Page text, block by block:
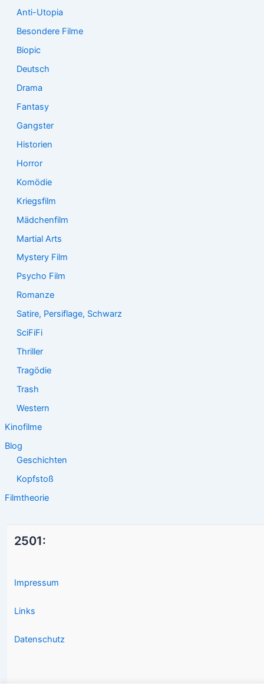
Anti-Utopia
Besondere Filme
Biopic
Deutsch
Drama
Fantasy
Gangster
Historien
Horror
Komödie
Kriegsfilm
Mädchenfilm
Martial Arts
Mystery Film
Psycho Film
Romanze
Satire, Persiflage, Schwarz
SciFiFi
Thriller
Tragödie
Trash
Western
Kinofilme
Blog
Geschichten
Kopfstoß
Filmtheorie
2501:
Impressum
Links
Datenschutz